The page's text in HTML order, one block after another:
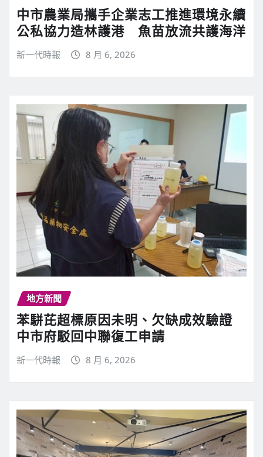
中市農業局攜手企業志工推進環境永續
公私協力造林護港 魚苗放流共護海洋
新一代時報 8 月 6, 2026
地方新聞
苯駢芘超標原因未明、欠缺成效驗證
中市府駁回中聯復工申請
新一代時報 8 月 6, 2026